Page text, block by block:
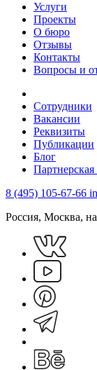
Услуги
Проекты
О бюро
Отзывы
Контакты
Вопросы и
Сотрудники
Вакансии
Реквизиты
Публикации
Блог
8 (495) 105-67-66
Россия, Москва,